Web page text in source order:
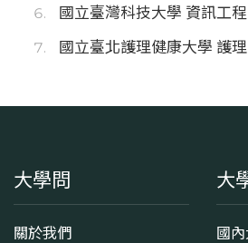
國立臺灣科技大學 資訊工
國立臺北護理健康大學 護
大學問
關於我們
大
國